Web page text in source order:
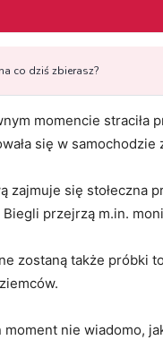
momencie straciła
się w
zajmuje się stołeczna
Biegli przejrzą m.in.
zostaną także próbki
moment nie wiadomo,